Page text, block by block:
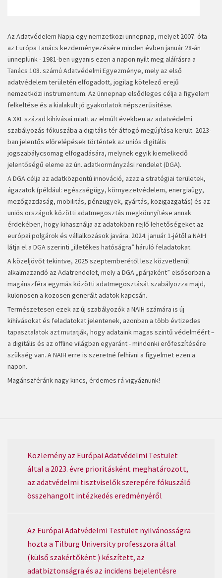
Az Adatvédelem Napja egy nemzetközi ünnepnap, melyet 2007. óta
az Európa Tanács kezdeményezésére minden évben január 28-án
ünneplünk - 1981-ben ugyanis ezen a napon nyílt meg aláírásra a
Tanács 108. számú Adatvédelmi Egyezménye, mely az első
adatvédelem területén elfogadott, jogilag kötelező erejű
nemzetközi instrumentum. Az ünnepnap elsődleges célja a figyelem
felkeltése és a kialakult jó gyakorlatok népszerűsítése.
A XXI. század kihívásai miatt az elmúlt években az adatvédelmi
szabályozás fókuszába a digitális tér átfogó megújítása került. 2023-
ban jelentős előrelépések történtek az uniós digitális
jogszabálycsomag elfogadására, melynek egyik kiemelkedő
jelentőségű eleme az ún. adatkormányzási rendelet (DGA).
A DGA célja az adatközpontú innováció, azaz a stratégiai területek,
ágazatok (például: egészségügy, környezetvédelem, energiaügy,
mezőgazdaság, mobilitás, pénzügyek, gyártás, közigazgatás) és az
uniós országok közötti adatmegosztás megkönnyítése annak
érdekében, hogy kihasználja az adatokban rejlő lehetőségeket az
európai polgárok és vállalkozások javára. 2024. január 1-jétől a NAIH
látja el a DGA szerinti „illetékes hatóságra” háruló feladatokat.
A közeljövőt tekintve, 2025 szeptemberétől lesz közvetlenül
alkalmazandó az Adatrendelet, mely a DGA „párjaként” elsősorban a
magánszféra egymás közötti adatmegosztását szabályozza majd,
különösen a közösen generált adatok kapcsán.
Természetesen ezek az új szabályozók a NAIH számára is új
kihívásokat és feladatokat jelentenek, azonban a több évtizedes
tapasztalatok azt mutatják, hogy adataink magas szintű védelméért –
a digitális és az offline világban egyaránt - mindenki erőfeszítésére
szükség van. A NAIH erre is szeretné felhívni a figyelmet ezen a
napon.
Magánszféránk nagy kincs, érdemes rá vigyáznunk!
Közlemény az Európai Adatvédelmi Testület
által a 2023. évre prioritásként meghatározott,
az adatvédelmi tisztviselők szerepére fókuszáló
összehangolt intézkedés eredményéről
Az Európai Adatvédelmi Testület nyilvánosságra
hozta a Tilburg University professzora által
(külső szakértőként ) készített, az
adatbiztonságra és az incidens bejelentésre